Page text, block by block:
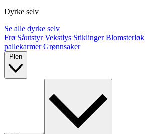
Dyrke selv
Se alle dyrke selv
Frø SåutstyrVekstlys StiklingerBlomsterløk
pallekarmerGrønnsaker